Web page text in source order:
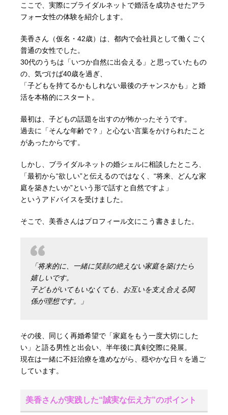
ここで、実際にブライダルネットで婚活を成功させたアラ
フォー女性の体験を紹介します。
美香さん（仮名・42歳）は、都内で会社員として働くごく
普通の女性でした。
30代のうちは「いつか自然に出会える」と思っていたもの
の、気づけば40歳を過ぎ、
「子どもを持てるかもしれない最後のチャンスかも」と婚
活を本格的にスタート。
最初は、子どもの話題を出すのが怖かったそうです。
過去に「そんな年齢で？」と心ない言葉をかけられたこと
があったからです。
しかし、ブライダルネットの婚シェルに相談したところ、
「最初から“欲しい”と伝えるのではなく、“将来、どんな家
庭を築きたいか”という形で話すと自然ですよ」
というアドバイスを受けました。
そこで、美香さんはプロフィール文にこう書きました。
「将来的に、一緒に笑顔の絶えない家庭を築けたら
嬉しいです。
子どもがいてもいなくても、お互いを支え合える関
係が理想です。」
その後、同じく再婚希望で「家庭をもう一度大切にした
い」と語る男性と出会い、半年後に真剣交際に発展。
現在は一緒に不妊治療を進めながら、穏やかな日々を過ご
しています。
美香さんが実践した“誠実な伝え方”のポイント